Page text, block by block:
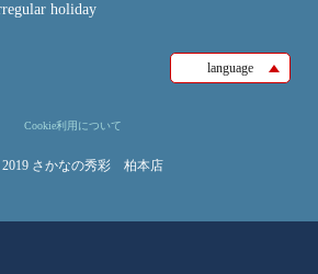
holiday
language
Cookie利用について
2019 さかなの秀彩 柏本店